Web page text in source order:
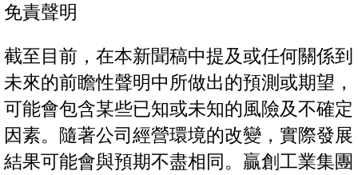
免責聲明
截至目前，在本新聞稿中提及或任何關係到
未來的前瞻性聲明中所做出的預測或期望，
可能會包含某些已知或未知的風險及不確定
因素。隨著公司經營環境的改變，實際發展
結果可能會與預期不盡相同。贏創工業集團